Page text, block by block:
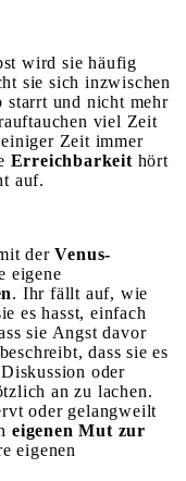
wird sie häufig
sie sich inzwischen
starrt und nicht mehr
viel Zeit
Zeit immer
Erreichbarkeit hört
auf.
derVenus-
eigene
. Ihr fällt auf, wie
es hasst, einfach
sie Angst davor
dass sie es
oder
an zu lachen.
oder gelangweilt
eigenen Mut zur
eigenen